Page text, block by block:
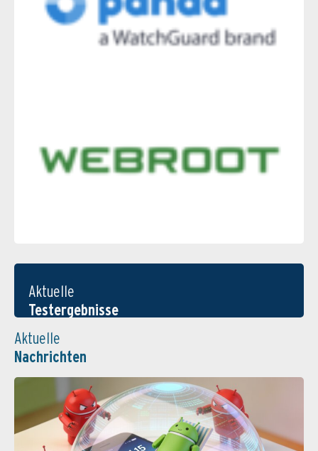
Aktuelle
Testergebnisse
Aktuelle
Nachrichten